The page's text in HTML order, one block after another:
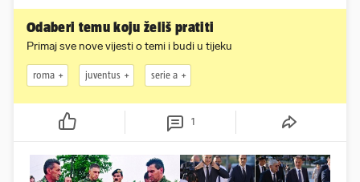
Odaberi temu koju želiš pratiti
Primaj sve nove vijesti o temi i budi u tijeku
roma juventus serie a
1